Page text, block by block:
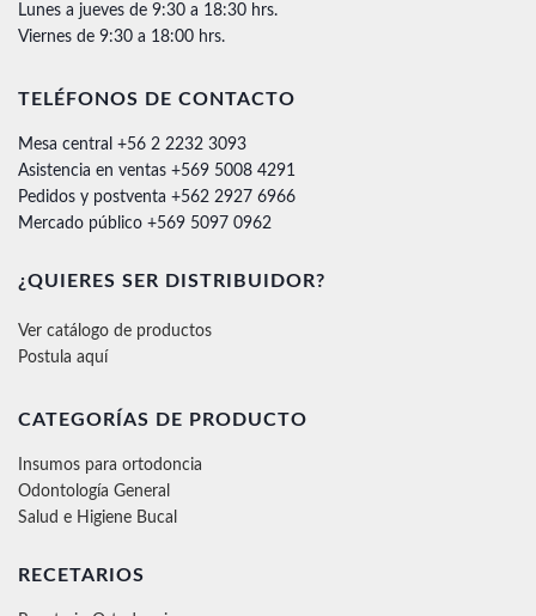
Lunes a jueves de 9:30 a 18:30 hrs.
Viernes de 9:30 a 18:00 hrs.
TELÉFONOS DE CONTACTO
Mesa central +56 2 2232 3093
Asistencia en ventas +569 5008 4291
Pedidos y postventa +562 2927 6966
Mercado público +569 5097 0962
¿QUIERES SER DISTRIBUIDOR?
Ver catálogo de productos
Postula aquí
CATEGORÍAS DE PRODUCTO
Insumos para ortodoncia
Odontología General
Salud e Higiene Bucal
RECETARIOS